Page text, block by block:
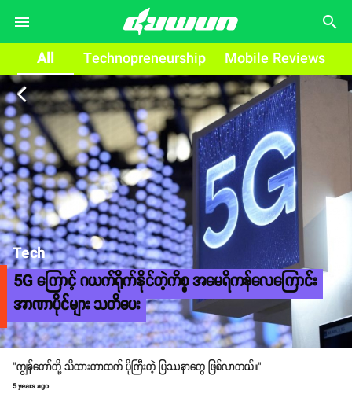
search
All Technopreneurship Mobile Reviews
arrow_back_ios
Tech
5G ကြောင့် ဂယက်ရိုက်နိုင်တဲ့ကိစ္စ အမေရိကန်လေကြောင်း
အာဏာပိုင်များ သတိပေး
"ကျွန်တော်တို့ သိထားတာထက် ပိုကြီးတဲ့ ပြဿနာတွေ ဖြစ်လာတယ်။"
5 years ago